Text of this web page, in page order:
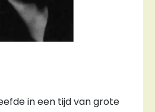
in een tijd van grote